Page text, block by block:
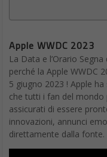
Apple WWDC 2023
La Data e l’Orario
perché la Apple WWDC
5 giugno 2023 ! Apple
che tutti i fan del mondo
assicurati di essere
innovazioni, annunci
direttamente dalla fonte.